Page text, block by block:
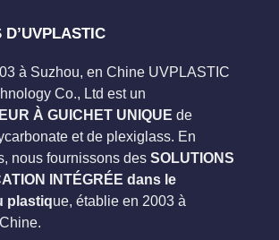
à Suzhou, en Chine UVPLASTIC
Co., Ltd est un
À GUICHET UNIQUE de
et de plexiglass. En
nous fournissons des SOLUTIONS
INTÉGRÉE dans le
plastique, établie en 2003 à